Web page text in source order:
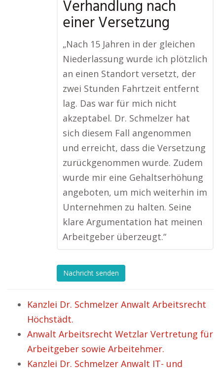
Verhandlung nach
einer Versetzung
„Nach 15 Jahren in der gleichen
Niederlassung wurde ich plötzlich
an einen Standort versetzt, der
zwei Stunden Fahrtzeit entfernt
lag. Das war für mich nicht
akzeptabel. Dr. Schmelzer hat
sich diesem Fall angenommen
und erreicht, dass die Versetzung
zurückgenommen wurde. Zudem
wurde mir eine Gehaltserhöhung
angeboten, um mich weiterhin im
Unternehmen zu halten. Seine
klare Argumentation hat meinen
Arbeitgeber überzeugt.“
Nachricht senden
Kanzlei Dr. Schmelzer Anwalt Arbeitsrecht
Höchstädt.
Anwalt Arbeitsrecht Wetzlar Vertretung für
Arbeitgeber sowie Arbeitehmer.
Kanzlei Dr. Schmelzer Anwalt IT- und